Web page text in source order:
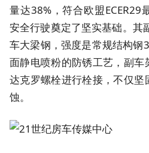
量达38%，符合欧盟ECER29
安全行驶奠定了坚实基础。其
车大梁钢，强度是常规结构钢
面静电喷粉的防锈工艺，副
达克罗螺栓进行栓接，不仅
蚀。